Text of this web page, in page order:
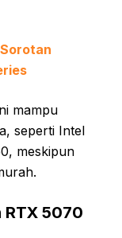
mampu
seperti Intel
meskipun
5070